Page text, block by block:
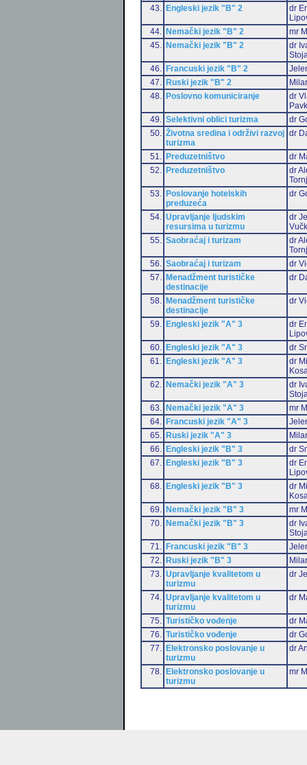
43.
Engleski jezik "B" 2
dr
44.
Nemački jezik "B" 2
mr
45.
Nemački jezik "B" 2
dr
46.
Francuski jezik "B" 2
47.
Ruski jezik "B" 2
48.
Poslovno komuniciranje
dr
49.
Selektivni oblici turizma
dr
50.
Životna sredina i održivi razvoj
turizma
dr
51. Preduzetništvo
dr
52.
Preduzetništvo
dr
53.
Poslovanje hotelskih
preduzeća
dr
54.
Upravljanje ljudskim
resursima u turizmu
dr
55.
Saobraćaj i turizam
dr
56.
Saobraćaj i turizam
dr
57.
Menadžment turističke
destinacije
dr
58.
Menadžment turističke
destinacije
dr
59. Engleski jezik "A" 3
dr
60.
Engleski jezik "A" 3
dr
61.
Engleski jezik "A" 3
dr
62.
Nemački jezik "A" 3
dr
63.
Nemački jezik "A" 3
mr
64.
Francuski jezik "A" 3
65.
Ruski jezik "A" 3
66.
Engleski jezik "B" 3
dr
67.
Engleski jezik "B" 3
dr
68.
Engleski jezik "B" 3
dr
69.
Nemački jezik "B" 3
mr
70.
Nemački jezik "B" 3
dr
71.
Francuski jezik "B" 3
72.
Ruski jezik "B" 3
73.
Upravljanje kvalitetom u
turizmu
dr
74.
Upravljanje kvalitetom u
turizmu
dr
75. Turističko vođenje
dr
76.
Turističko vođenje
dr
77.
Elektronsko poslovanje u
turizmu
dr
78.
Elektronsko poslovanje u
turizmu
mr